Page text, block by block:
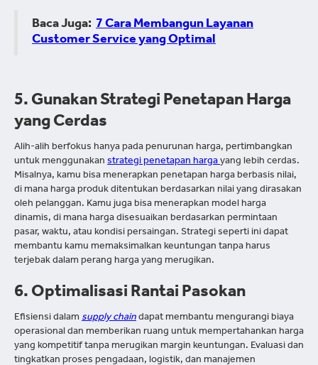
Baca Juga: 7 Cara Membangun Layanan
Customer Service yang Optimal
5. Gunakan Strategi Penetapan Harga
yang Cerdas
Alih-alih berfokus hanya pada penurunan harga, pertimbangkan
untuk menggunakan strategi penetapan hargayang lebih cerdas.
Misalnya, kamu bisa menerapkan penetapan harga berbasis nilai,
di mana harga produk ditentukan berdasarkan nilai yang dirasakan
oleh pelanggan. Kamu juga bisa menerapkan model harga
dinamis, di mana harga disesuaikan berdasarkan permintaan
pasar, waktu, atau kondisi persaingan. Strategi seperti ini dapat
membantu kamu memaksimalkan keuntungan tanpa harus
terjebak dalam perang harga yang merugikan.
6. Optimalisasi Rantai Pasokan
Efisiensi dalam supply chain dapat membantu mengurangi biaya
operasional dan memberikan ruang untuk mempertahankan harga
yang kompetitif tanpa merugikan margin keuntungan. Evaluasi dan
tingkatkan proses pengadaan, logistik, dan manajemen